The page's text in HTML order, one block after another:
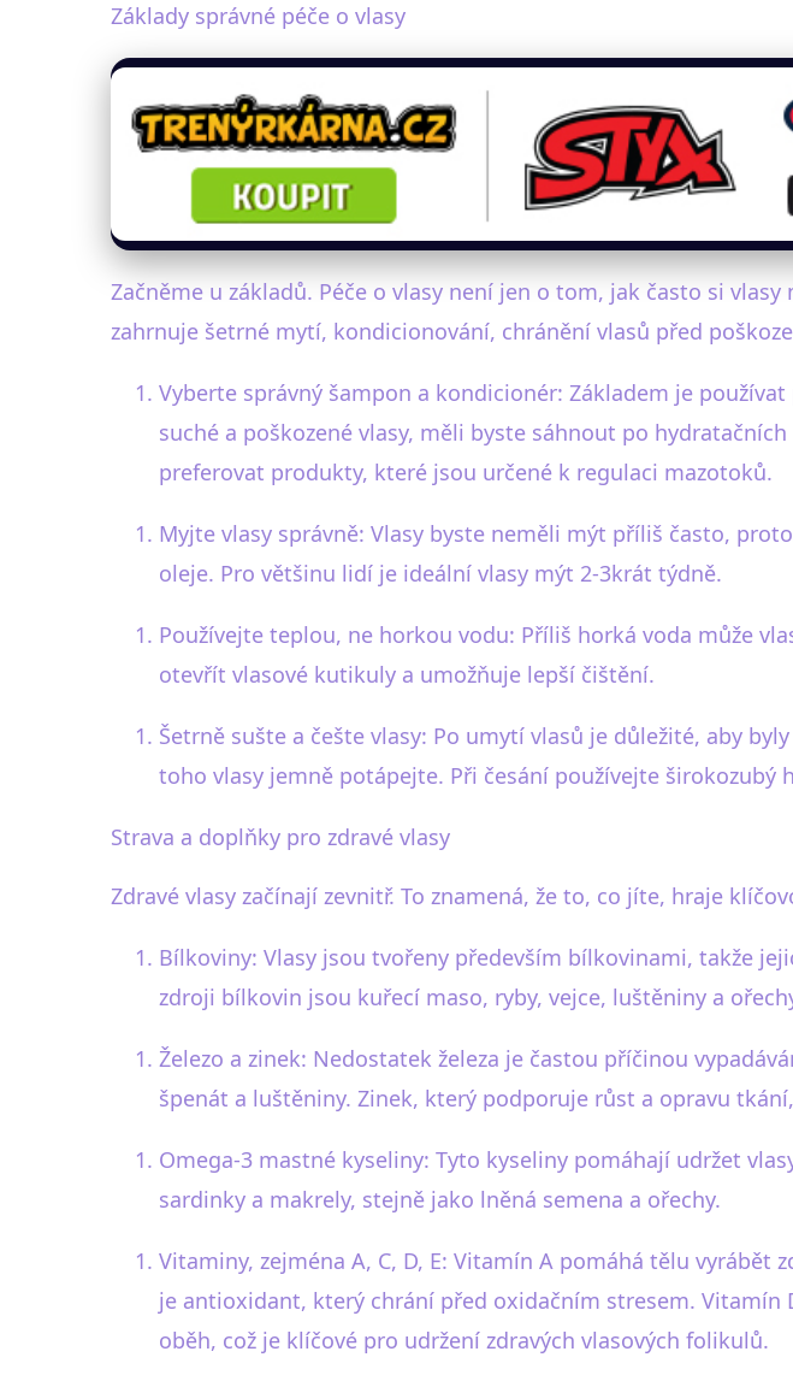
Základy správné péče o vlasy
Začněme u základů. Péče o vlasy není jen o tom, jak často si
zahrnuje šetrné mytí, kondicionování, chránění vlasů před
Vyberte správný šampon a kondicionér: Základem je
suché a poškozené vlasy, měli byste sáhnout po
preferovat produkty, které jsou určené k regulaci mazotoků.
Myjte vlasy správně: Vlasy byste neměli mýt příliš často,
oleje. Pro většinu lidí je ideální vlasy mýt 2-3krát týdně.
Používejte teplou, ne horkou vodu: Příliš horká voda může
otevřít vlasové kutikuly a umožňuje lepší čištění.
Šetrně sušte a češte vlasy: Po umytí vlasů je důležité, aby
toho vlasy jemně potápejte. Při česání používejte
Strava a doplňky pro zdravé vlasy
Zdravé vlasy začínají zevnitř. To znamená, že to, co jíte, hraje
Bílkoviny: Vlasy jsou tvořeny především bílkovinami, takže
zdroji bílkovin jsou kuřecí maso, ryby, vejce, luštěniny a
Železo a zinek: Nedostatek železa je častou příčinou
špenát a luštěniny. Zinek, který podporuje růst a opravu
Omega-3 mastné kyseliny: Tyto kyseliny pomáhají udržet
sardinky a makrely, stejně jako lněná semena a ořechy.
Vitaminy, zejména A, C, D, E: Vitamín A pomáhá tělu vyrábět
je antioxidant, který chrání před oxidačním stresem.
oběh, což je klíčové pro udržení zdravých vlasových folikulů.